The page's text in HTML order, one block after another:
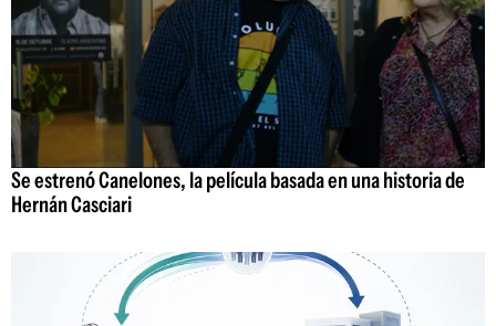
Se estrenó Canelones, la película basada en una historia de
Hernán Casciari